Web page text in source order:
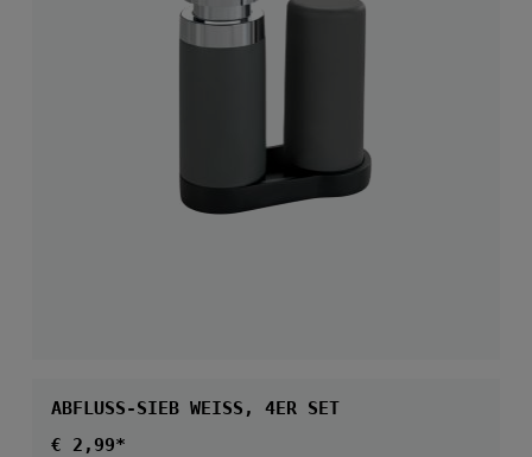
ABFLUSS-SIEB WEISS, 4ER SET
Regulärer Preis:
€ 2,99*